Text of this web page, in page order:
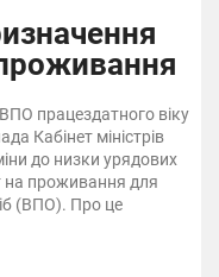
працездатного віку
Кабінет міністрів
до низки урядових
на проживання для
(ВПО). Про це